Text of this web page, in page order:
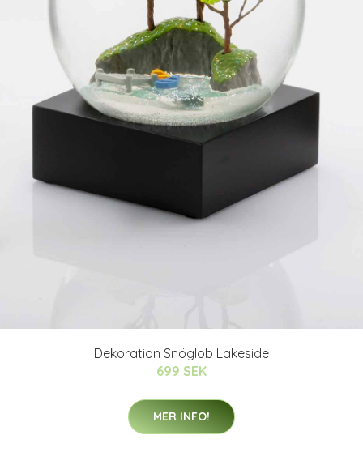
Dekoration Snöglob Lakeside
699 SEK
MER INFO!